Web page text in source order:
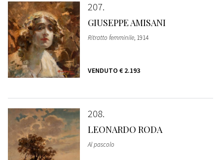
207
GIUSEPPE AMISANI
Ritratto femminile, 1914
VENDUTO € 2.193
208
LEONARDO RODA
Al pascolo